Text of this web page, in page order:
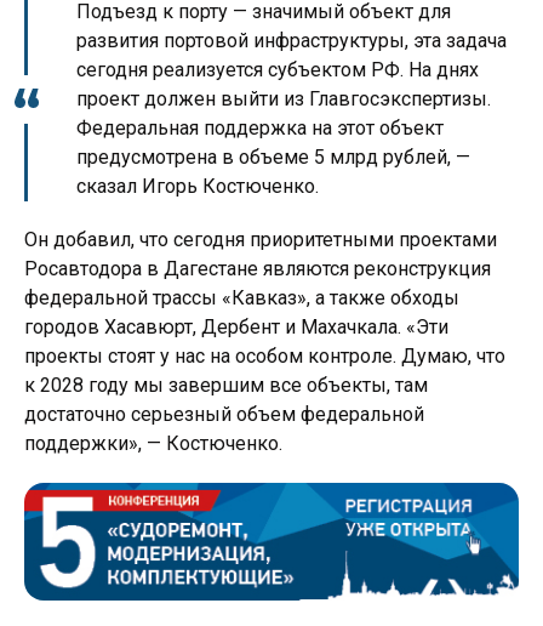
Подъезд к порту — значимый объект для
развития портовой инфраструктуры, эта задача
сегодня реализуется субъектом РФ. На днях
проект должен выйти из Главгосэкспертизы.
Федеральная поддержка на этот объект
предусмотрена в объеме 5 млрд рублей, —
сказал Игорь Костюченко.
Он добавил, что сегодня приоритетными проектами
Росавтодора в Дагестане являются реконструкция
федеральной трассы «Кавказ», а также обходы
городов Хасавюрт, Дербент и Махачкала. «Эти
проекты стоят у нас на особом контроле. Думаю, что
к 2028 году мы завершим все объекты, там
достаточно серьезный объем федеральной
поддержки», — Костюченко.